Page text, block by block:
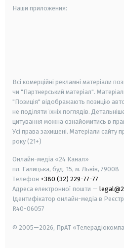
Наши приложения:
Всі комерційні рекламні матеріали
чи "Партнерський матеріал".
"Позиція" відображають позицію
не поділяти їхніх поглядів.
цитування можна ознайомитись в
Усі права захищені. Матеріали сайту
року (21+)
Онлайн-медіа «24 Канал»
пл. Галицька, буд. 15, м. Львів, 79008
Телефон +380 (32) 229-77-77
Адреса електронної пошти —
Ідентифікатор онлайн-медіа в
R40-06057
© 2005—2026, ПрАТ